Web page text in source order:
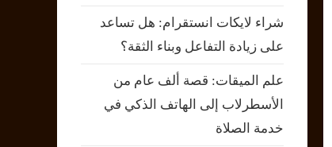
شراء لايكات انستقرام: هل تساعد
على زيادة التفاعل وبناء الثقة؟
علم الميقات: قصة ألف عام من
الأسطرلاب إلى الهاتف الذكي في
خدمة الصلاة